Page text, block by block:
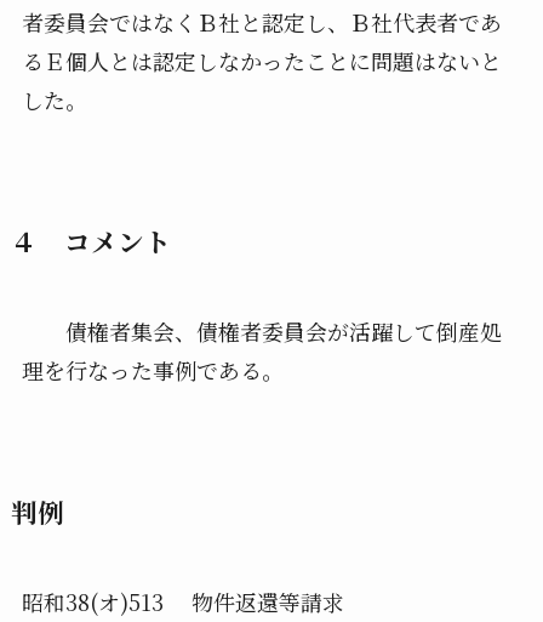
者委員会ではなくＢ社と認定し、Ｂ社代表者であ
るＥ個人とは認定しなかったことに問題はないと
した。
４ コメント
債権者集会、債権者委員会が活躍して倒産処
理を行なった事例である。
判例
昭和38(オ)513 物件返還等請求